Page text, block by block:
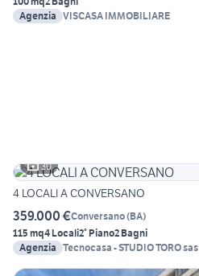
Agenzia VISCASA IMMOBILIARE
30
4 LOCALI A CONVERSANO
359.000 €Conversano(BA)
115 mq4 Locali2° Piano2 Bagni
Agenzia Tecnocasa - STUDIO TORO sas